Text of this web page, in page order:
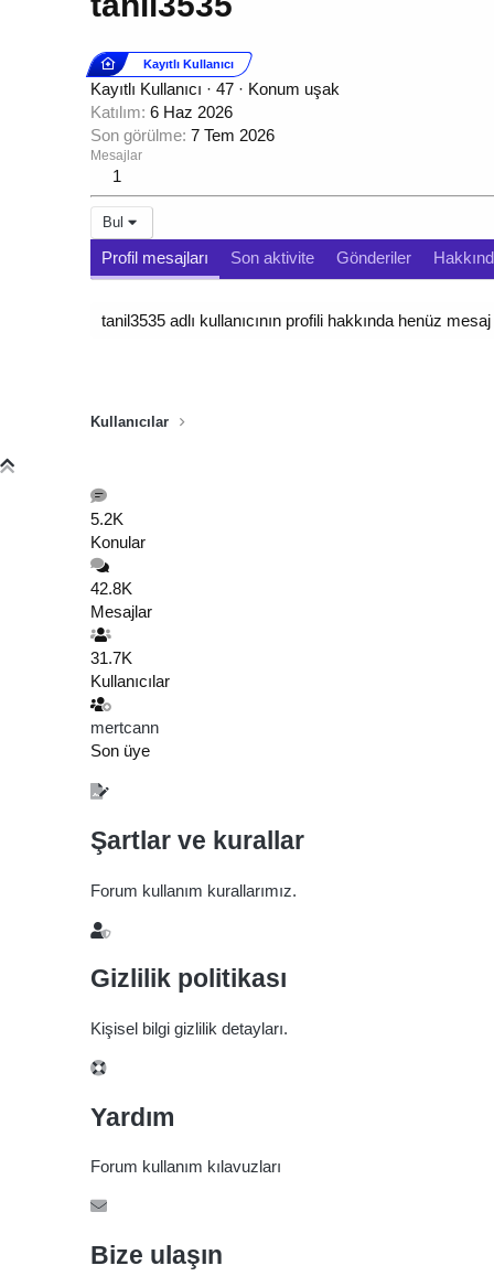
Kayıtlı Kullanıcı
Kayıtlı Kullanıcı · 47 · Konum uşak
Katılım 6 Haz 2026
Son görülme 7 Tem 2026
Mesajlar
1
Bul
Profil mesajları Son aktivite Gönderiler
tanil3535 adlı kullanıcının profili hakkında henüz
Kullanıcılar
5.2K
Konular
42.8K
Mesajlar
31.7K
Kullanıcılar
mertcann
Son üye
Şartlar ve kurallar
Forum kullanım kurallarımız.
Gizlilik politikası
Kişisel bilgi gizlilik detayları.
Yardım
Forum kullanım kılavuzları
Bize ulaşın